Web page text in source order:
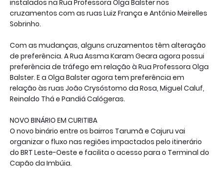
instalados na Rua Professora Olga Balster nos
cruzamentos com as ruas Luiz França e Antônio Meirelles
Sobrinho.
Com as mudanças, alguns cruzamentos têm alteração
de preferência. A Rua Assma Karam Geara agora possui
preferência de tráfego em relação à Rua Professora Olga
Balster. E a Olga Balster agora tem preferência em
relação às ruas João Crysóstomo da Rosa, Miguel Caluf,
Reinaldo Thá e Pandiá Calógeras.
NOVO BINÁRIO EM CURITIBA
O novo binário entre os bairros Tarumã e Cajuru vai
organizar o fluxo nas regiões impactados pelo itinerário
do BRT Leste-Oeste e facilita o acesso para o Terminal do
Capão da Imbúia.